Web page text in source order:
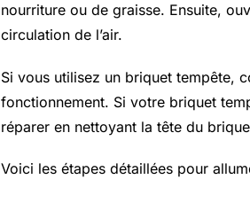
nourriture ou de graisse. Ensuite,
circulation de l’air.
Si vous utilisez un briquet tempête,
fonctionnement. Si votre briquet
réparer en nettoyant la tête du
Voici les étapes détaillées pour